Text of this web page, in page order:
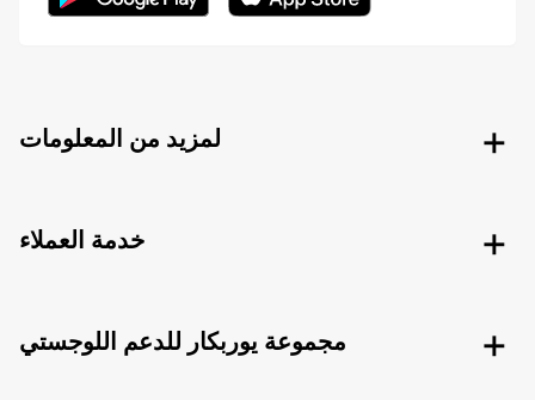
لمزيد من المعلومات
خدمة العملاء
مجموعة يوربكار للدعم اللوجستي